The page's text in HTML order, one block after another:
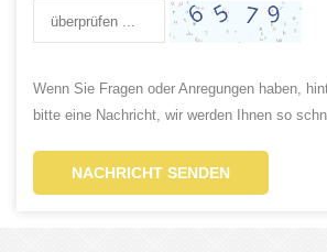
Wenn Sie Fragen oder Anregungen haben,
bitte eine Nachricht, wir werden Ihnen so
NACHRICHT SENDEN